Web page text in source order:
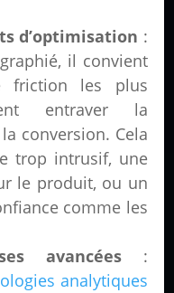
d’optimisation :
il convient
friction les plus
entraver la
conversion. Cela
trop intrusif, une
le produit, ou un
comme les
avancées :
analytiques